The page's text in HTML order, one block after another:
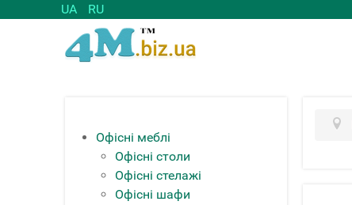
UA RU
Офісні меблі
Офісні столи
Офісні стелажі
Офісні шафи